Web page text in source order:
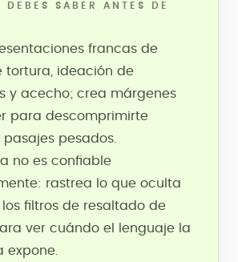
DEBES SABER ANTES DE
francas de
tortura, ideación de
y acecho; crea márgenes
para descomprimirte
pesados.
no es confiable
rastrea lo que oculta
filtros de resaltado de
ver cuándo el lenguaje la
expone.